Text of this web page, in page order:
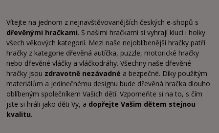
Vítejte na jednom z nejnavštěvovanějších českých e-shopů s
dřevěnými hračkami. S našimi hračkami si vyhrají kluci i holky
všech věkových kategorií. Mezi naše nejoblíbenější hračky patří
hračky z kategorie dřevěná autíčka, puzzle, motorické hračky
nebo dřevěné vláčky a vláčkodráhy. Všechny naše dřevěné
hračky jsou zdravotně nezávadné a bezpečné. Díky použitým
materiálům a jedinečnému designu bude dřevěná hračka dlouho
oblíbeným společníkem Vašich dětí. Vzpomeňte si na to, s čím
jste si hráli jako děti Vy, a dopřejte Vašim dětem stejnou
kvalitu.